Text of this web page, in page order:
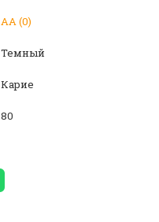
АА (0)
Темный
Карие
80